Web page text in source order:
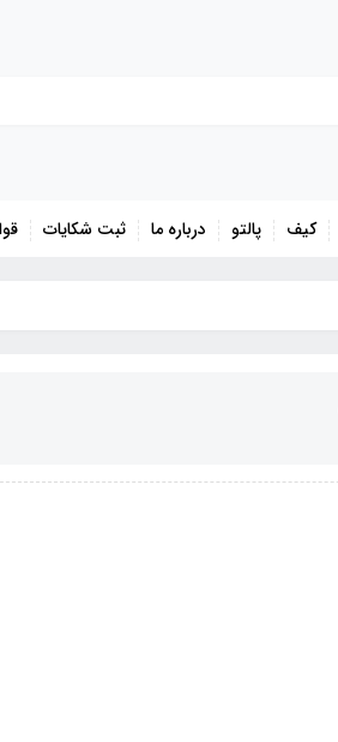
کیف پالتو درباره ما ثبت شکایات